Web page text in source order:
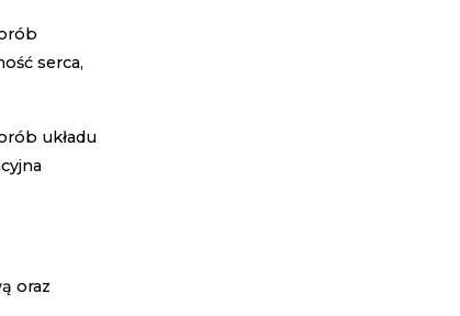
serca,
układu
oraz